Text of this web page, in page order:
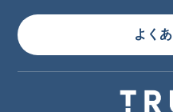
よく